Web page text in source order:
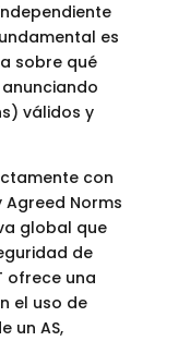
es
sobre qué
válidos y
con
Agreed Norms
global que
de
ofrece una
el uso de
un AS,